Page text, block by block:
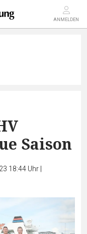
ANMELDEN
Saison
18:44 Uhr|